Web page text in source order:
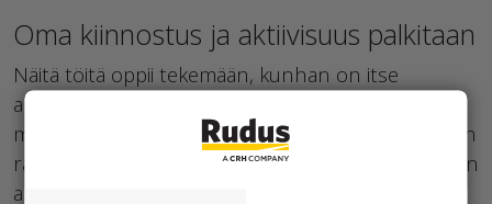
Oma kiinnostus ja aktiivisuus palkitaan
Näitä töitä oppii tekemään, kunhan on itse
aktiivinen ja kiinnostunut. Kysymällä saa apua
muilta. Jaakko kertoo, että hän halusi itse aikoinaan
raudoittamossa oppia, miksi jotain tehdään ja miten
asiat tehdään hyvin.